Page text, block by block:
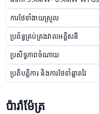
ការថែទាំងាយស្រួល
ប្រព័ន្ធគ្រប់គ្រងវាលអគ្គិសនី
ប្រសិទ្ធភាពចំណាយ
ប្រតិបត្តិការ និងការថែទាំឆ្លាតវៃ
ប៉ារ៉ាម៉ែត្រ